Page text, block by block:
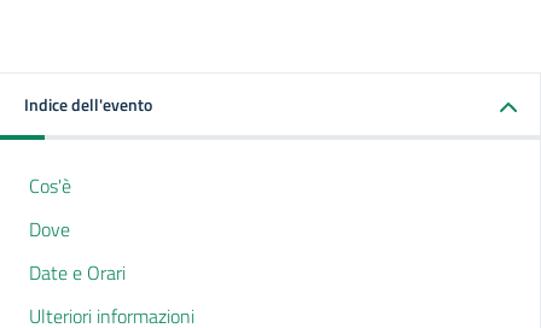
Indice dell'evento
Cos'è
Dove
Date e Orari
Ulteriori informazioni